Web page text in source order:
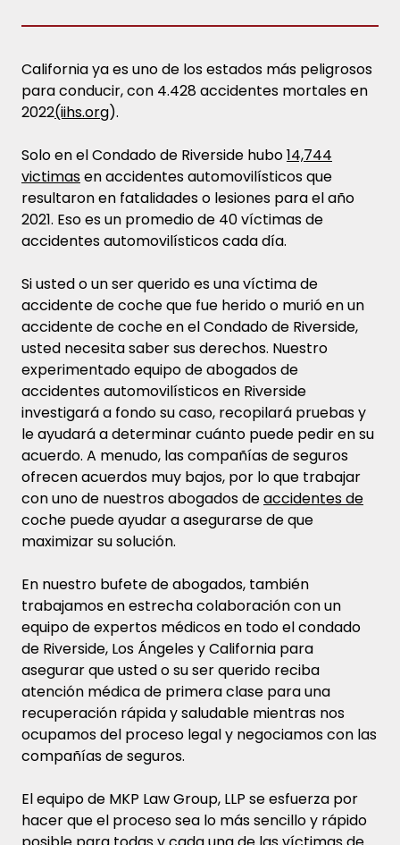
California ya es uno de los estados más peligrosos
para conducir, con 4.428 accidentes mortales en
2022(iihs.org).
Solo en el Condado de Riverside hubo14,744
victimasen accidentes automovilísticos que
resultaron en fatalidades o lesiones para el año
2021. Eso es un promedio de 40 víctimas de
accidentes automovilísticos cada día.
Si usted o un ser querido es una víctima de
accidente de coche que fue herido o murió en un
accidente de coche en el Condado de Riverside,
usted necesita saber sus derechos. Nuestro
experimentado equipo de abogados de
accidentes automovilísticos en Riverside
investigará a fondo su caso, recopilará pruebas y
le ayudará a determinar cuánto puede pedir en su
acuerdo. A menudo, las compañías de seguros
ofrecen acuerdos muy bajos, por lo que trabajar
con uno de nuestros abogados deaccidentes de
coche puede ayudar a asegurarse de que
maximizar su solución.
En nuestro bufete de abogados, también
trabajamos en estrecha colaboración con un
equipo de expertos médicos en todo el condado
de Riverside, Los Ángeles y California para
asegurar que usted o su ser querido reciba
atención médica de primera clase para una
recuperación rápida y saludable mientras nos
ocupamos del proceso legal y negociamos con las
compañías de seguros.
El equipo de MKP Law Group, LLP se esfuerza por
hacer que el proceso sea lo más sencillo y rápido